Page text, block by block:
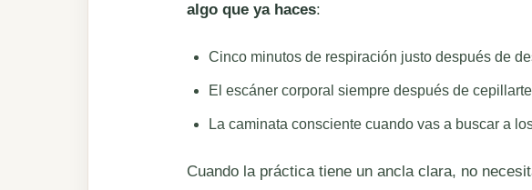
algo que ya haces:
Cinco minutos de respiración justo después de
El escáner corporal siempre después de
La caminata consciente cuando vas a buscar a
Cuando la práctica tiene un ancla clara, no